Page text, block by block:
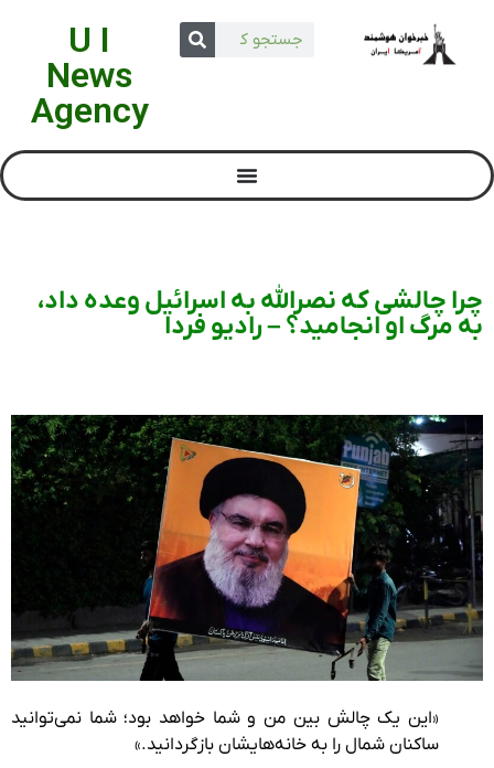
U I
News
Agency
چرا چالشی که نصرالله به اسرائیل وعده داد،
به مرگ او انجامید؟ – رادیو فردا
«این یک چالش بین من و شما خواهد بود؛ شما نمی‌توانید
ساکنان شمال را به خانه‌هایشان بازگردانید.»